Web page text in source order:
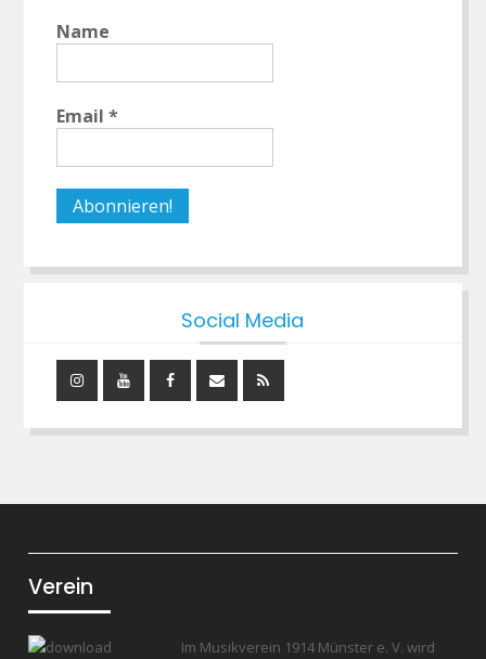
Name
Email *
Social Media
Verein
Im Musikverein 1914 Münster e. V. wird